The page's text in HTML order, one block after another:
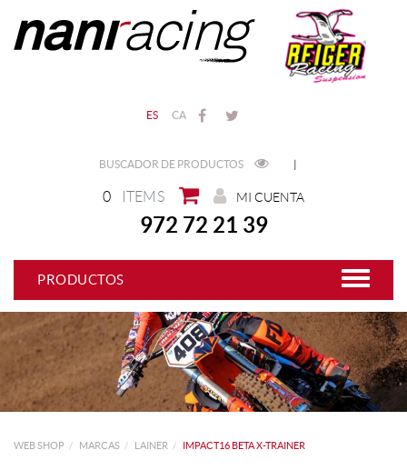
ES CA
BUSCADOR DE PRODUCTOS |
0 ITEMS MI CUENTA
972 72 21 39
PRODUCTOS
WEB SHOP MARCAS LAINER IMPACT16 BETA X-TRAINER